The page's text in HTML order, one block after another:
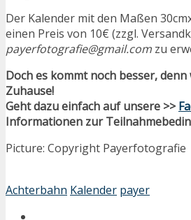
Der Kalender mit den Maßen
einen Preis von 10€ (zzgl.
payerfotografie@gmail.com zu
Doch es kommt noch besser,
Zuhause!
Geht dazu einfach auf unsere >>
Informationen zur
Picture: Copyright Payerfotografie
Achterbahn Kalender payer